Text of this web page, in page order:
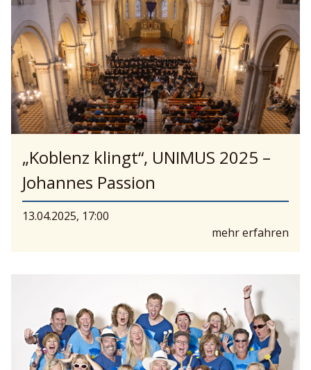
„Koblenz klingt“, UNIMUS 2025 –
Johannes Passion
13.04.2025, 17:00
mehr erfahren